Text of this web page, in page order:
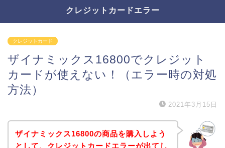
クレジットカードエラー
クレジットカード
ザイナミックス16800でクレジット
カードが使えない！（エラー時の対処
方法）
2021年3月15日
ザイナミックス16800の商品を購入しよう
として、クレジットカードエラーが出てし